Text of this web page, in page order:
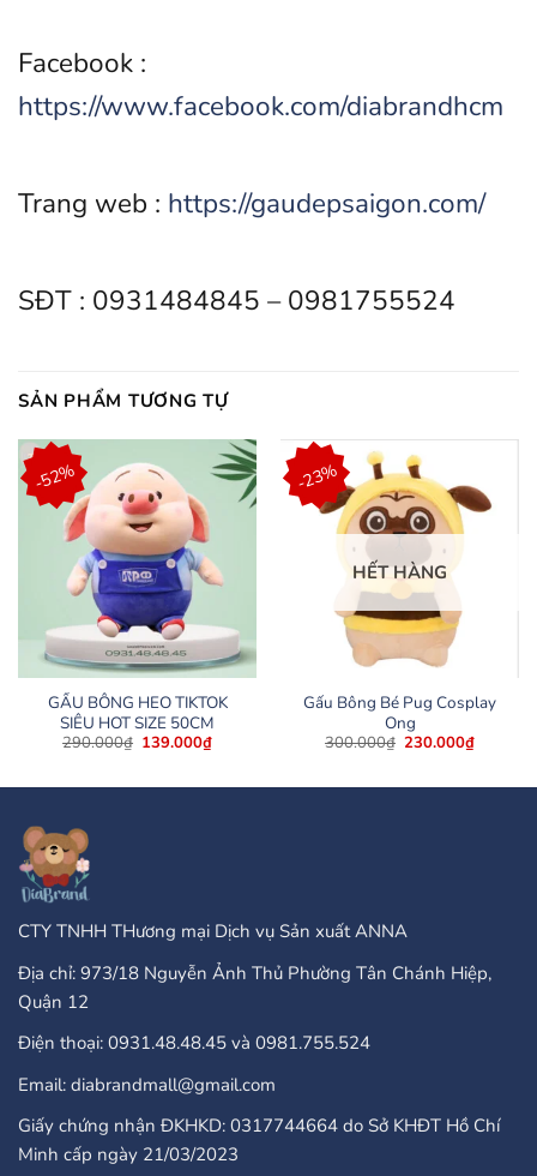
Facebook :
https://www.facebook.com/diabrandhcm
Trang web : https://gaudepsaigon.com/
SĐT : 0931484845 – 0981755524
SẢN PHẨM TƯƠNG TỰ
-52%
GẤU BÔNG HEO TIKTOK
SIÊU HOT SIZE 50CM
290.000₫ Giá
290.000₫.
139.000₫Giá
hiện
là:
-23%
HẾT HÀNG
Gấu Bông Bé Pug Cosplay
Ong
300.000₫ Giá
300.000₫.
230.000₫Giá
hiện
là:
CTY TNHH THương mại Dịch vụ Sản xuất ANNA
Địa chỉ: 973/18 Nguyễn Ảnh Thủ Phường Tân Chánh Hiệp,
Quận 12
Điện thoại: 0931.48.48.45 và 0981.755.524
Email: diabrandmall@gmail.com
Giấy chứng nhận ĐKHKD: 0317744664 do Sở KHĐT Hồ Chí
Minh cấp ngày 21/03/2023